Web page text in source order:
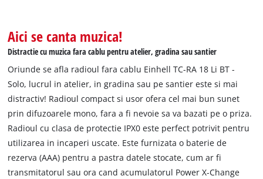
Aici se canta muzica!
Distractie cu muzica fara cablu pentru atelier, gradina sau santier
Oriunde se afla radioul fara cablu Einhell TC-RA 18 Li BT -
Solo, lucrul in atelier, in gradina sau pe santier este si mai
distractiv! Radioul compact si usor ofera cel mai bun sunet
prin difuzoarele mono, fara a fi nevoie sa va bazati pe o priza.
Radioul cu clasa de protectie IPX0 este perfect potrivit pentru
utilizarea in incaperi uscate. Este furnizata o baterie de
rezerva (AAA) pentru a pastra datele stocate, cum ar fi
transmitatorul sau ora cand acumulatorul Power X-Change